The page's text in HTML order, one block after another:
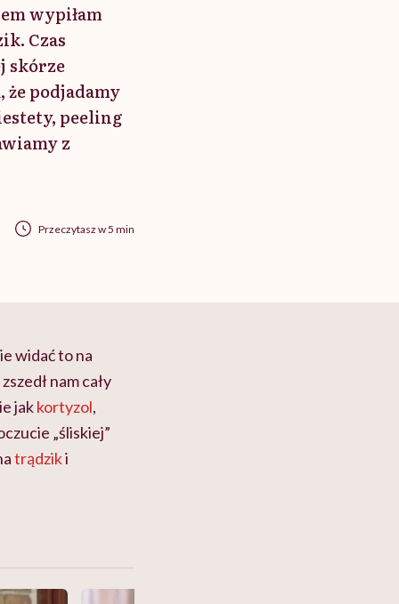
wypiłam
Czas
skórze
że podjadamy
peeling
z
Przeczytasz w 5 min
widać to na
nam cały
jakkortyzol,
„śliskiej”
trądziki